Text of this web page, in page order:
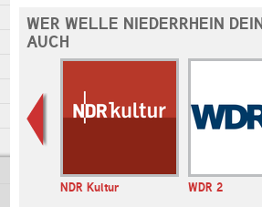
WER WELLE NIEDERRHEIN
AUCH
NDR Kultur WDR 2